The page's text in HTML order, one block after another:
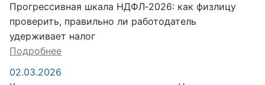
Прогрессивная шкала НДФЛ‑2026: как физлицу
проверить, правильно ли работодатель
удерживает налог
Подробнее
02.03.2026